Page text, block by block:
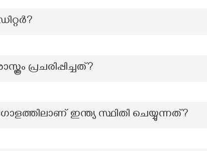
പ്രചരിപ്പിച്ചത്?
ഇന്ത്യ സ്ഥിതി ചെയ്യുന്നത്?